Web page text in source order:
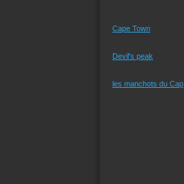
Cape Town
Devil's peak
les manchots du Cap